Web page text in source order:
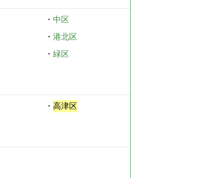
・ 中区
・ 港北区
・ 緑区
・ 高津区